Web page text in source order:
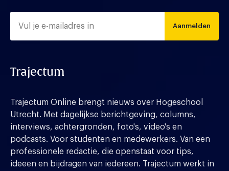
Aanmelden
Trajectum
Trajectum Online brengt nieuws over Hogeschool
Utrecht. Met dagelijkse berichtgeving, columns,
interviews, achtergronden, foto's, video's en
podcasts. Voor studenten en medewerkers. Van een
professionele redactie, die openstaat voor tips,
ideeen en bijdragen van iedereen. Trajectum werkt in